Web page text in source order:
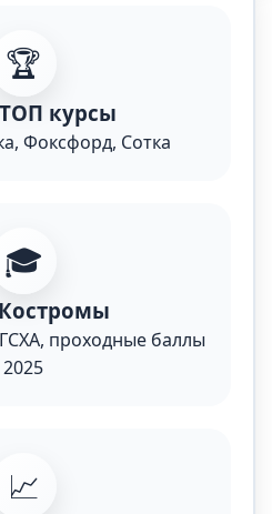
🏆
курсы
Фоксфорд, Сотка
🎓
проходные баллы
2025
📈